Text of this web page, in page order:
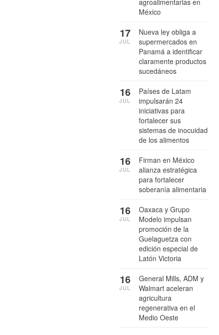
agroalimentarias en
México
Nueva ley obliga a
supermercados en
Panamá a identificar
claramente productos
sucedáneos
17
JUL
Países de Latam
impulsarán 24
iniciativas para
fortalecer sus
sistemas de inocuidad
de los alimentos
16
JUL
Firman en México
alianza estratégica
para fortalecer
soberanía alimentaria
16
JUL
Oaxaca y Grupo
Modelo impulsan
promoción de la
Guelaguetza con
edición especial de
Latón Victoria
16
JUL
General Mills, ADM y
Walmart aceleran
agricultura
regenerativa en el
Medio Oeste
16
JUL